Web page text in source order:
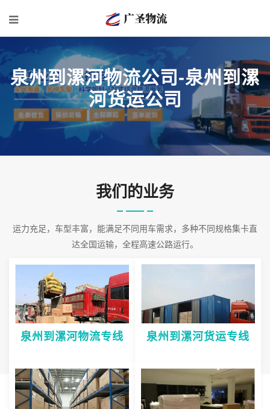
泉州到漯河物流公司-泉州到漯
河货运公司
我们的业务
运力充足，车型丰富，能满足不同用车需求，多种不同规格集卡直
达全国运输，全程高速公路运行。
泉州到漯河物流专线 泉州到漯河货运专线